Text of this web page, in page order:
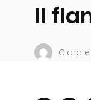
Il
Clara